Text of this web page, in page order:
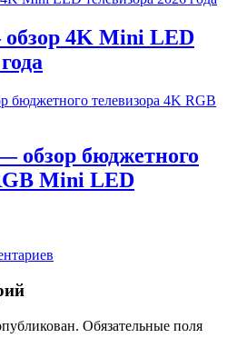
обзор 4K Mini LED
обзор бюджетного
Mini LED
Обязательные поля